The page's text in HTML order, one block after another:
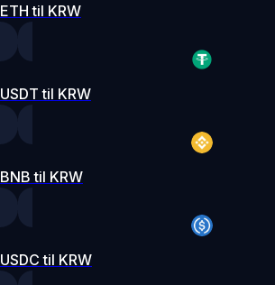
ETH til KRW
USDT til KRW
BNB til KRW
USDC til KRW